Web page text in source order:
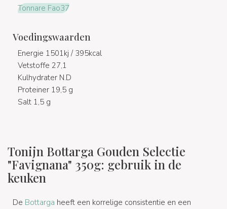
Tonnare Fao37
Voedingswaarden
Energie 1501kj / 395kcal
Vetstoffe 27,1
Kulhydrater N.D
Proteiner 19,5 g
Salt 1,5 g
Tonijn Bottarga Gouden Selectie
"Favignana" 350g: gebruik in de
keuken
De Bottarga heeft een korrelige consistentie en een